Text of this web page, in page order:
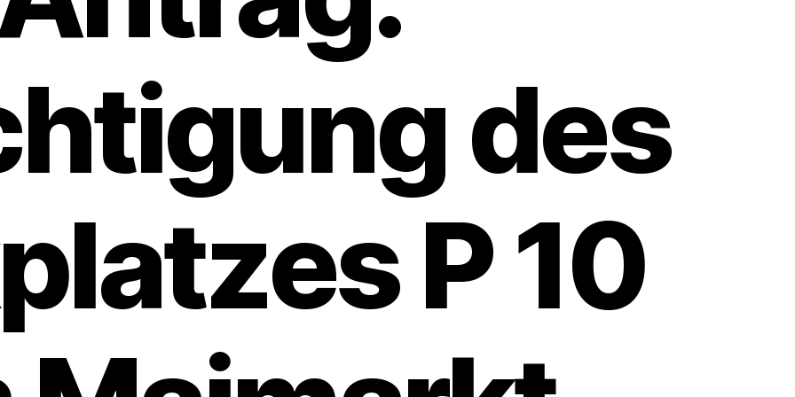
des
P 10